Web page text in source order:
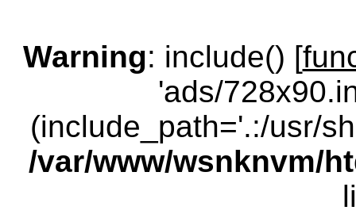
Warning: include() [
'ads/
(include_path='.:/usr/
/var/www/wsnknvm/